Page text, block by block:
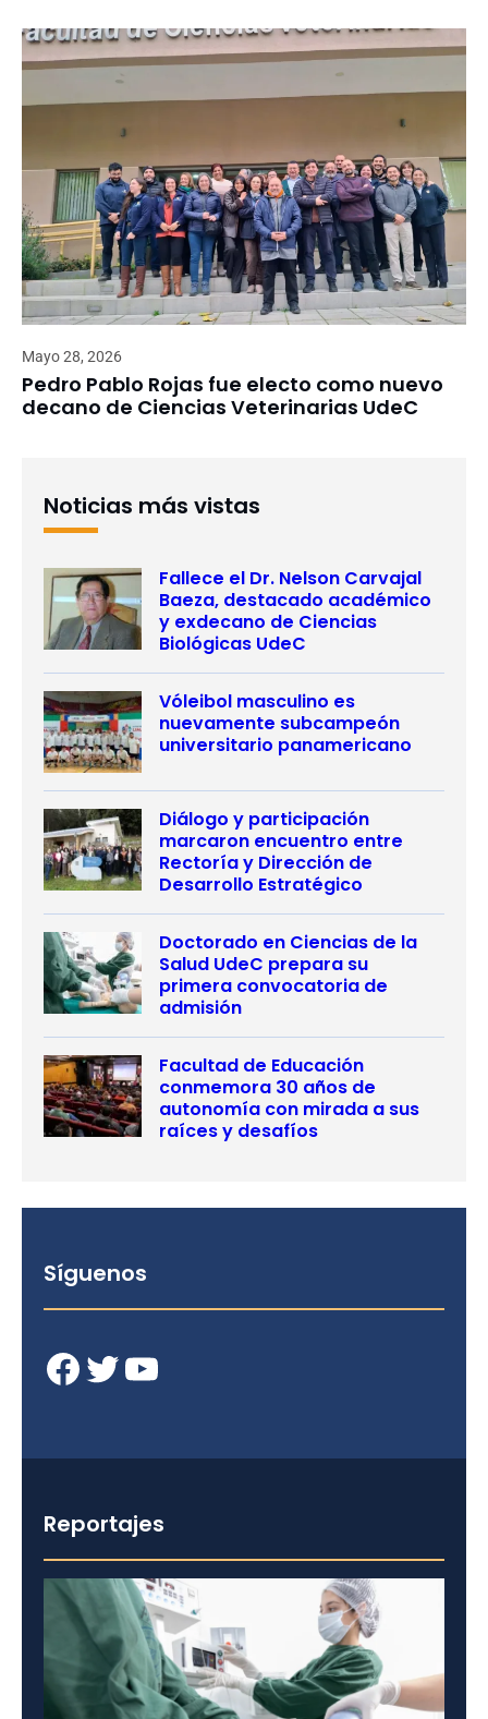
Mayo 28, 2026
Pedro Pablo Rojas fue electo como nuevo
decano de Ciencias Veterinarias UdeC
Noticias más vistas
Fallece el Dr. Nelson Carvajal
Baeza, destacado académico
y exdecano de Ciencias
Biológicas UdeC
Vóleibol masculino es
nuevamente subcampeón
universitario panamericano
Diálogo y participación
marcaron encuentro entre
Rectoría y Dirección de
Desarrollo Estratégico
Doctorado en Ciencias de la
Salud UdeC prepara su
primera convocatoria de
admisión
Facultad de Educación
conmemora 30 años de
autonomía con mirada a sus
raíces y desafíos
Síguenos
Facebook Twitter YouTube
Reportajes